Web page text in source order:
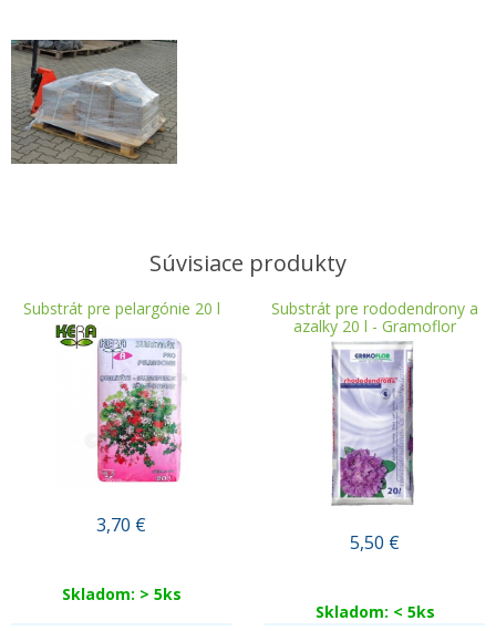
Súvisiace produkty
Substrát pre pelargónie 20 l
3,70 €
Skladom: > 5ks
Substrát pre rododendrony a
azalky 20 l - Gramoflor
5,50 €
Skladom: < 5ks